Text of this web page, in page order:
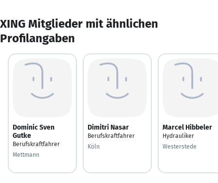
XING Mitglieder mit ähnlichen
Profilangaben
Dominic Sven
Gutke
Berufskraftfahrer
Mettmann
Dimitri Nasar
Berufskraftfahrer
Köln
Marcel Hibbeler
Hydrauliker
Westerstede